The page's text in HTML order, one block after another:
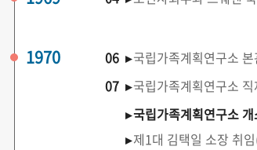
1970 06 ▸국립가족계획연구소
07 ▸국립가족계획연구소
▸국립가족계획연구소
▸제1대 김택일 소장 취